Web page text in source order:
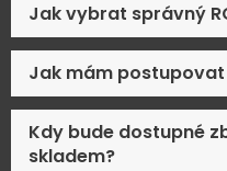
Jak vybrat správný
Jak mám
Kdy bude dostupné
skladem?